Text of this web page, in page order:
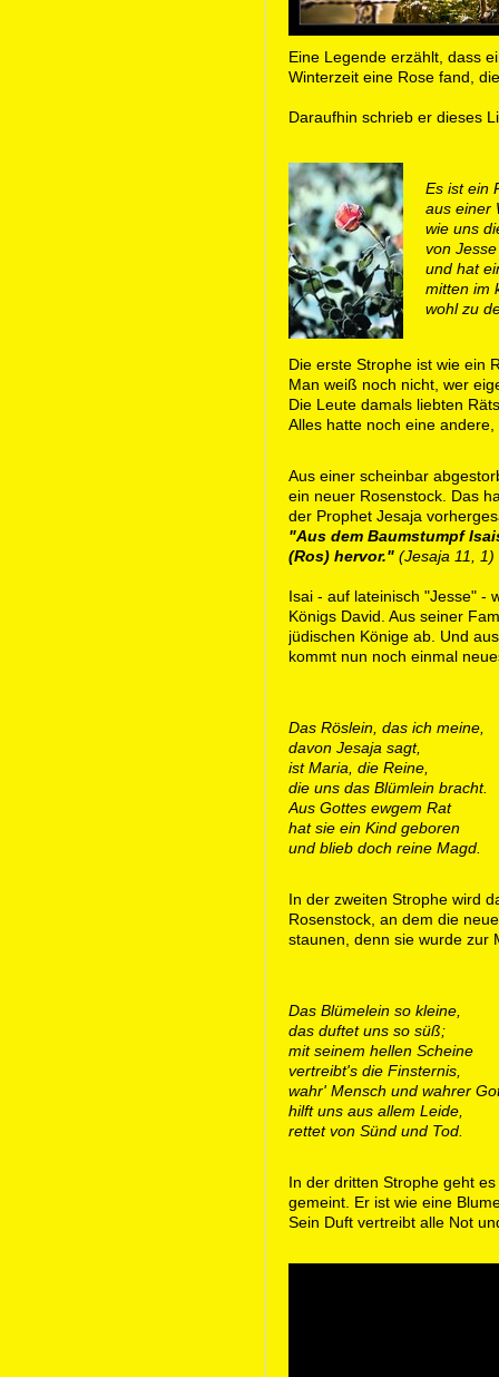
Eine Legende erzählt, dass
Winterzeit eine Rose fand,
Daraufhin schrieb er dieses
Es ist ein
aus einer
wie uns
von
und hat
mitten im
wohl zu
Die erste Strophe ist wie ein
Man weiß noch nicht, wer
Die Leute damals liebten
Alles hatte noch eine
Aus einer scheinbar
ein neuer Rosenstock. Das
der Prophet Jesaja
"Aus dem Baumstumpf
(Ros) hervor." (Jesaja 11, 1)
Isai - auf lateinisch "Jesse" -
Königs David. Aus seiner
jüdischen Könige ab. Und
kommt nun noch einmal
Das Röslein, das ich meine,
davon Jesaja sagt,
ist Maria, die Reine,
die uns das Blümlein bracht.
Aus Gottes ewgem Rat
hat sie ein Kind geboren
und blieb doch reine Magd.
In der zweiten Strophe wird
Rosenstock, an dem die
staunen, denn sie wurde zur
Das Blümelein so kleine,
das duftet uns so süß;
mit seinem hellen Scheine
vertreibt's die Finsternis,
wahr' Mensch und wahrer
hilft uns aus allem Leide,
rettet von Sünd und Tod.
In der dritten Strophe geht
gemeint. Er ist wie eine
Sein Duft vertreibt alle Not